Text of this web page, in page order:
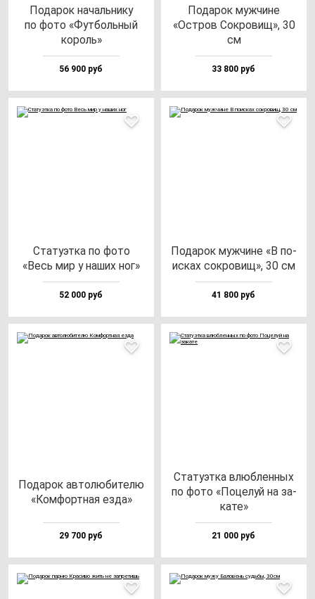
Пода­рок на­чаль­ни­ку
по фо­то «Фут­боль­ный
ко­роль»
56 900 руб
Пода­рок муж­чи­не
«Остров Сок­ро­вищ», 30
см
33 800 руб
Ста­ту­эт­ка по фо­то
«Весь мир у на­ших ног»
52 000 руб
Пода­рок муж­чи­не «В по­
ис­ках сок­ро­вищ», 30 см
41 800 руб
Пода­рок ав­то­лю­би­те­лю
«Ком­фор­тная ез­да»
29 700 руб
Ста­ту­эт­ка влюб­лен­ных
по фо­то «Поце­луй на за­
ка­те»
21 000 руб